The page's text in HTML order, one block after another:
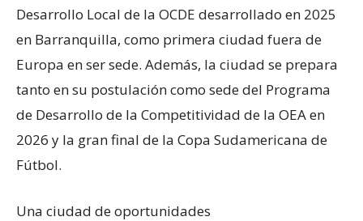
Desarrollo Local de la OCDE desarrollado en 2025
en Barranquilla, como primera ciudad fuera de
Europa en ser sede. Además, la ciudad se prepara
tanto en su postulación como sede del Programa
de Desarrollo de la Competitividad de la OEA en
2026 y la gran final de la Copa Sudamericana de
Fútbol.
Una ciudad de oportunidades